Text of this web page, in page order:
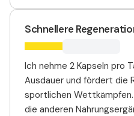
Schnellere
Ich nehme 2 Kapseln pro
Ausdauer und fördert die
sportlichen
die anderen